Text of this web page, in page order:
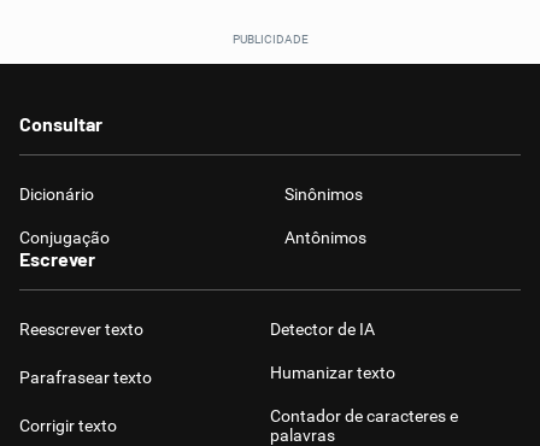
Consultar
Dicionário Sinônimos
Conjugação Antônimos
Escrever
Reescrever texto
Parafrasear texto
Corrigir texto
Detector de IA
Humanizar texto
Contador de caracteres e
palavras